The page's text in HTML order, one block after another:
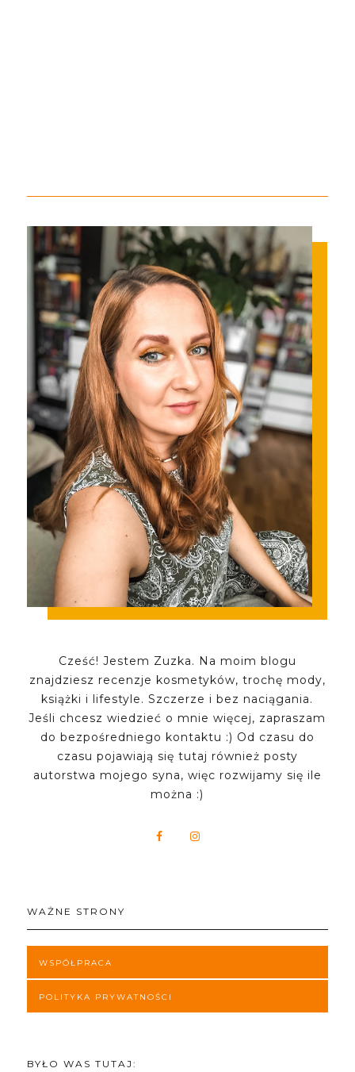
Cześć! Jestem Zuzka. Na moim blogu
znajdziesz recenzje kosmetyków, trochę mody,
książki i lifestyle. Szczerze i bez naciągania.
Jeśli chcesz wiedzieć o mnie więcej, zapraszam
do bezpośredniego kontaktu :) Od czasu do
czasu pojawiają się tutaj również posty
autorstwa mojego syna, więc rozwijamy się ile
można :)
WAŻNE STRONY
WSPÓŁPRACA
POLITYKA PRYWATNOŚCI
BYŁO WAS TUTAJ: